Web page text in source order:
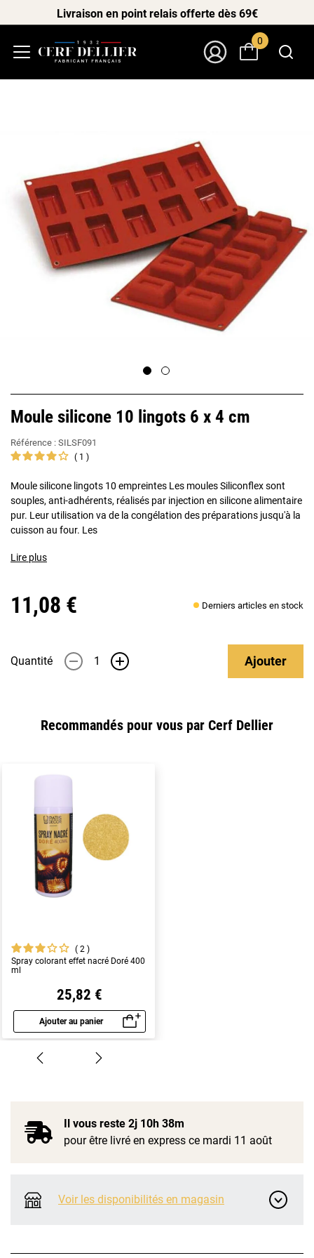
Livraison en point relais offerte dès 69€
0
Moule silicone 10 lingots 6 x 4 cm
Référence : SILSF091
1
Moule silicone lingots 10 empreintes Les moules Siliconflex sont
souples, anti-adhérents, réalisés par injection en silicone alimentaire
pur. Leur utilisation va de la congélation des préparations jusqu'à la
cuisson au four. Les
Lire plus
11,08 € Derniers articles en stock
Quantité - + Ajouter
Recommandés pour vous par Cerf Dellier
2
Spray colorant effet nacré Doré 400
ml
25,82 €
Ajouter au panier
Aperçu rapide
Il vous reste 2j 10h 38m
pour être livré en express ce mardi 11 août
Voir les disponibilités en magasin